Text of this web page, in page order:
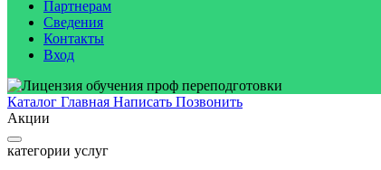
Партнерам
Сведения
Контакты
Вход
Каталог Главная Написать Позвонить
Акции
категории услуг